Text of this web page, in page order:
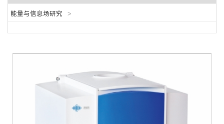
能量与信息场研究 >